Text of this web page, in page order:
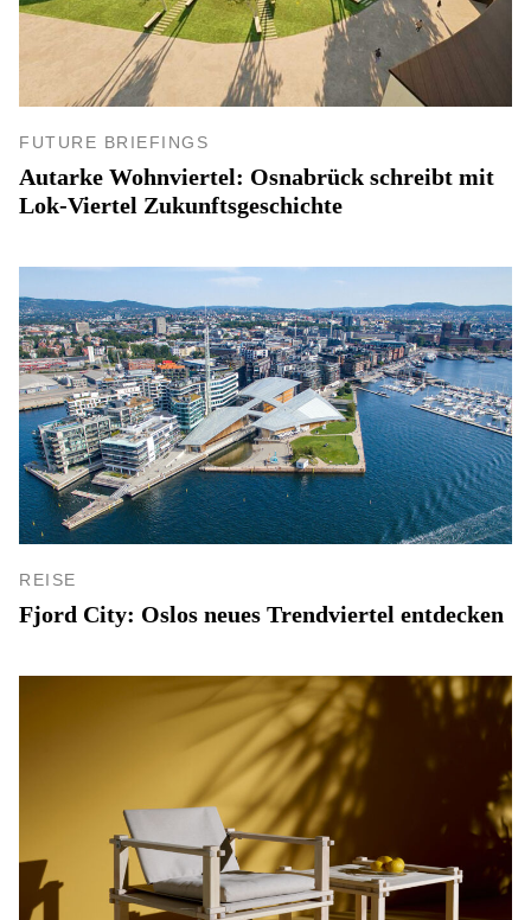
FUTURE BRIEFINGS
Autarke Wohnviertel: Osnabrück schreibt mit
Lok-Viertel Zukunftsgeschichte
REISE
Fjord City: Oslos neues Trendviertel entdecken